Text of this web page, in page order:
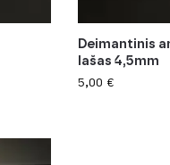
Deimantinis
lašas 4,5mm
5,00 €